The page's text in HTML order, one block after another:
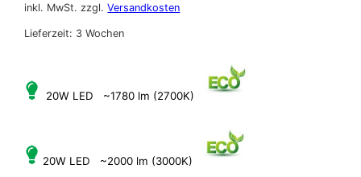
inkl. MwSt. zzgl.Versandkosten
Lieferzeit: 3 Wochen
20W LED ~1780 lm (2700K)
20W LED ~2000 lm (3000K)